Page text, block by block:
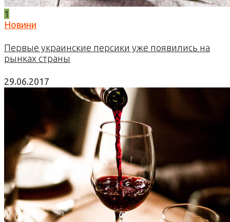
1
Новини
Первые украинские персики уже появились на
рынках страны
29.06.2017